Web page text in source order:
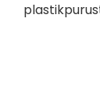
plastikpurusti